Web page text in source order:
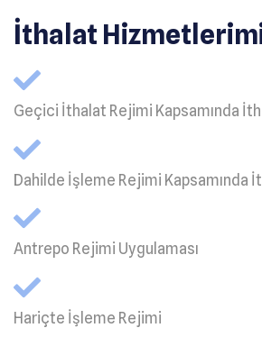
İthalat
Geçici İthalat Rejimi Kapsamında
Dahilde İşleme Rejimi Kapsamında
Antrepo Rejimi Uygulaması
Hariçte İşleme Rejimi